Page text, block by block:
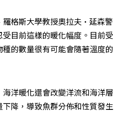
羅格斯大學教授奧拉夫·延森警
目前這樣的暖化幅度。目前受
的數量很有可能會隨著溫度的
洋暖化還會改變洋流和海洋層
降，導致魚群分佈和性質發生